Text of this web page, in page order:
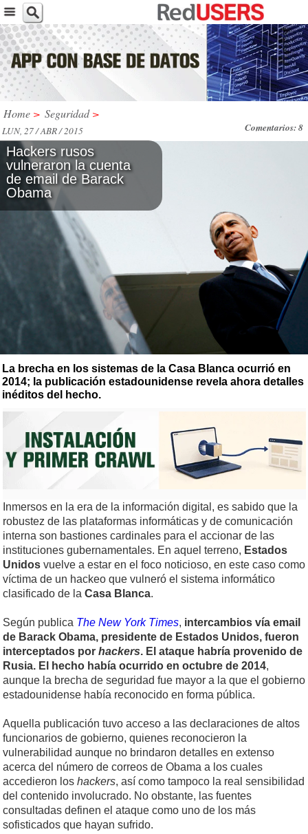
Home > Seguridad >
Comentarios: 8
LUN, 27 / ABR / 2015
Hackers rusos
vulneraron la cuenta
de email de Barack
Obama
La brecha en los sistemas de la Casa Blanca ocurrió en
2014; la publicación estadounidense revela ahora detalles
inéditos del hecho.
Inmersos en la era de la información digital, es sabido que la
robustez de las plataformas informáticas y de comunicación
interna son bastiones cardinales para el accionar de las
instituciones gubernamentales. En aquel terreno, Estados
Unidos vuelve a estar en el foco noticioso, en este caso como
víctima de un hackeo que vulneró el sistema informático
clasificado de la Casa Blanca.
Según publica The New York Times, intercambios vía email
de Barack Obama, presidente de Estados Unidos, fueron
interceptados por hackers. El ataque habría provenido de
Rusia. El hecho había ocurrido en octubre de 2014,
aunque la brecha de seguridad fue mayor a la que el gobierno
estadounidense había reconocido en forma pública.
Aquella publicación tuvo acceso a las declaraciones de altos
funcionarios de gobierno, quienes reconocieron la
vulnerabilidad aunque no brindaron detalles en extenso
acerca del número de correos de Obama a los cuales
accedieron los hackers, así como tampoco la real sensibilidad
del contenido involucrado. No obstante, las fuentes
consultadas definen el ataque como uno de los más
sofisticados que hayan sufrido.